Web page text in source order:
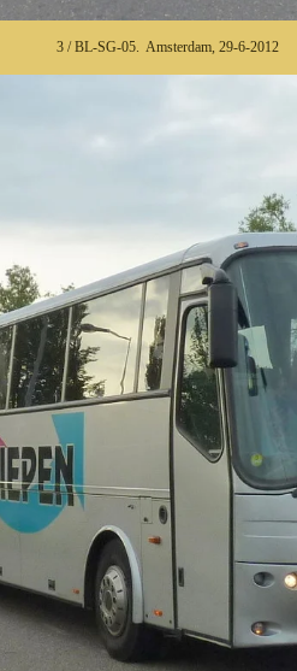
3 / BL-SG-05. Amsterdam, 29-6-2012